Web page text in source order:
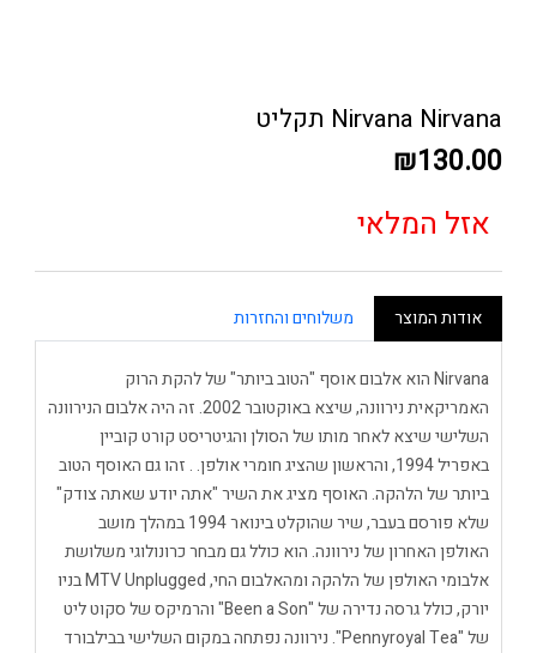
Nirvana Nirvana תקליט
₪130.00
אזל המלאי
אודות המוצר משלוחים והחזרות
Nirvana הוא אלבום אוסף "הטוב ביותר" של להקת הרוק
האמריקאית נירוונה, שיצא באוקטובר 2002. זה היה אלבום הנירוונה
השלישי שיצא לאחר מותו של הסולן והגיטריסט קורט קוביין
באפריל 1994, והראשון שהציג חומרי אולפן. . זהו גם האוסף הטוב
ביותר של הלהקה. האוסף מציג את השיר "אתה יודע שאתה צודק"
שלא פורסם בעבר, שיר שהוקלט בינואר 1994 במהלך מושב
האולפן האחרון של נירוונה. הוא כולל גם מבחר כרונולוגי משלושת
אלבומי האולפן של הלהקה ומהאלבום החי, MTV Unplugged בניו
יורק, כולל גרסה נדירה של "Been a Son" והרמיקס של סקוט ליט
של "Pennyroyal Tea". נירוונה נפתחה במקום השלישי בבילבורד